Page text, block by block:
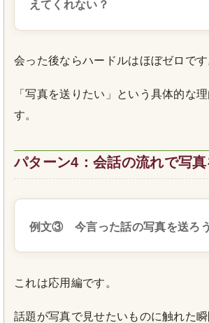
えてくれない？
会った後ならハードルはほぼゼロです
「写真を送りたい」という具体的な
す。
パターン4：会話の流れで写
例文③ 今言った話の写真を送ろ
これは応用編です。
話題が写真で見せたいものに触れた